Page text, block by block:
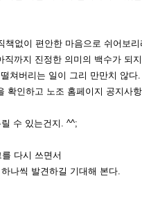
책없이 편안한 마음으로 쉬어보리
직까지 진정한 의미의 백수가 되
쳐버리는 일이 그리 만만치 않다.
확인하고 노조 홈페이지 공지사
수 있는건지. ^^;
다시 쓰면서
나씩 발견하길 기대해 본다.